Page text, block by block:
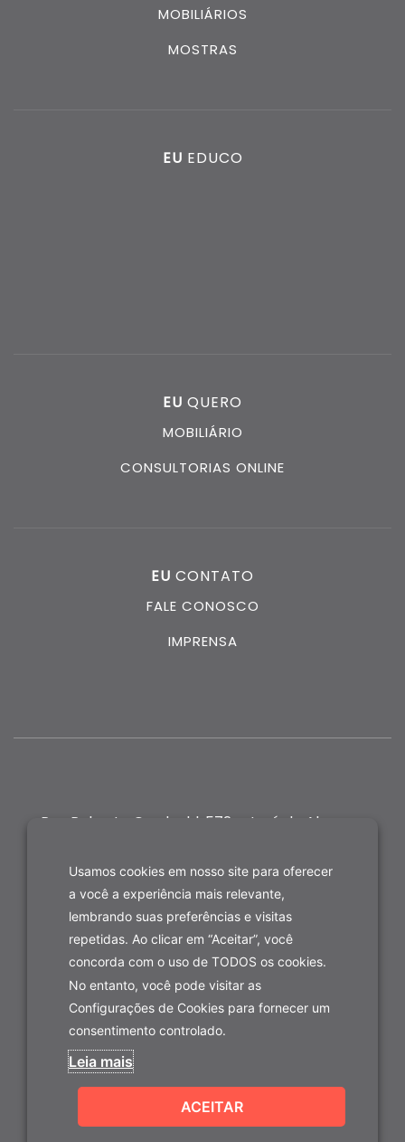
MOBILIÁRIOS
MOSTRAS
EU EDUCO
EU QUERO
MOBILIÁRIO
CONSULTORIAS ONLINE
EU CONTATO
FALE CONOSCO
IMPRENSA
Rua Roberto Gradvohl, 572 - José de Alencar,
(85) 9.9277-7922
Usamos cookies em nosso site para oferecer
a você a experiência mais relevante,
lembrando suas preferências e visitas
repetidas. Ao clicar em “Aceitar”, você
concorda com o uso de TODOS os cookies.
No entanto, você pode visitar as
Configurações de Cookies para fornecer um
consentimento controlado.
Leia mais
ACEITAR